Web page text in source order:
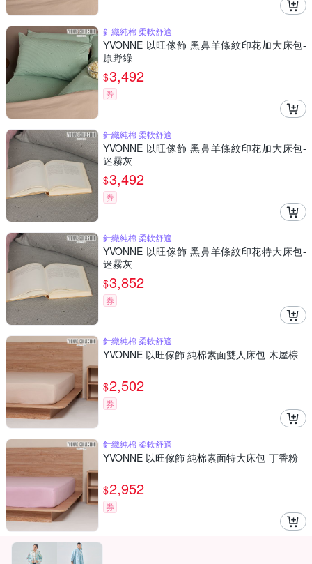
針織純棉 柔軟舒適
YVONNE 以旺傢飾 黑鼻羊條紋印花加大床包-
原野綠
$3,492
券
針織純棉 柔軟舒適
YVONNE 以旺傢飾 黑鼻羊條紋印花加大床包-
迷霧灰
$3,492
券
針織純棉 柔軟舒適
YVONNE 以旺傢飾 黑鼻羊條紋印花特大床包-
迷霧灰
$3,852
券
針織純棉 柔軟舒適
YVONNE 以旺傢飾 純棉素面雙人床包-木屋棕
$2,502
券
針織純棉 柔軟舒適
YVONNE 以旺傢飾 純棉素面特大床包-丁香粉
$2,952
券